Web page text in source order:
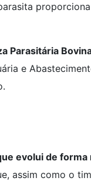
Parasitária
e
evolui de forma
assim como o